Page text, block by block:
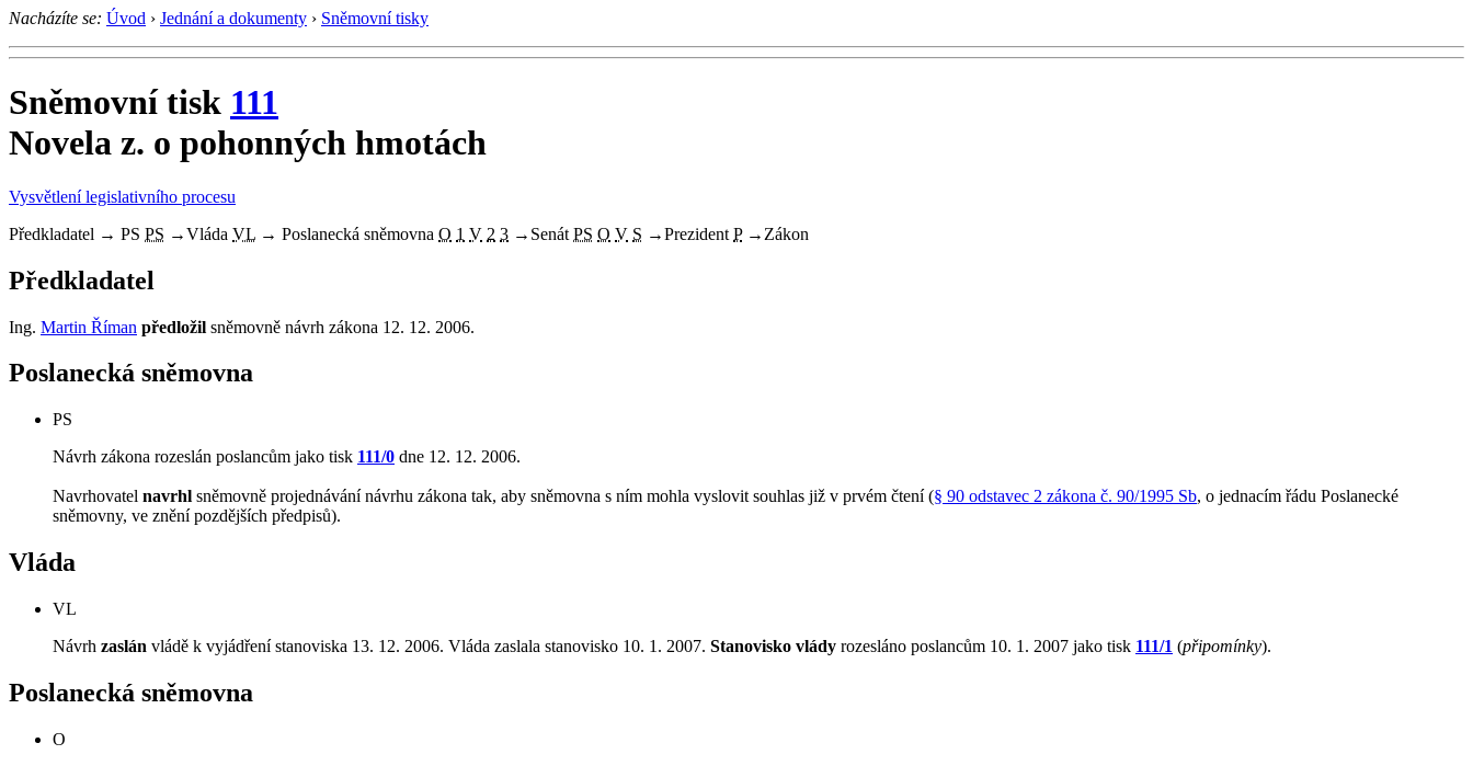
Nacházíte se: Úvod › Jednání a dokumenty › Sněmovní tisky
Sněmovní tisk 111
Novela z. o pohonných hmotách
Vysvětlení legislativního procesu
Předkladatel → PS PS →Vláda VL → Poslanecká sněmovna O 1 V 2 3 → Senát PS O V S →Prezident P → Zákon
Předkladatel
Ing. Martin Říman předložil sněmovně návrh zákona 12. 12. 2006.
Poslanecká sněmovna
PS
Návrh zákona rozeslán poslancům jako tisk 111/0 dne 12. 12. 2006.
Navrhovatel navrhl sněmovně projednávání návrhu zákona tak, aby sněmovna s ním mohla vyslovit souhlas již v prvém čtení (§ 90 odstavec 2 zákona č. 90/1995 Sb, o jednacím řádu Poslanecké
sněmovny, ve znění pozdějších předpisů).
Vláda
VL
Návrh zaslán vládě k vyjádření stanoviska 13. 12. 2006. Vláda zaslala stanovisko 10. 1. 2007. Stanovisko vlády rozesláno poslancům 10. 1. 2007 jako tisk 111/1 (připomínky).
Poslanecká sněmovna
O